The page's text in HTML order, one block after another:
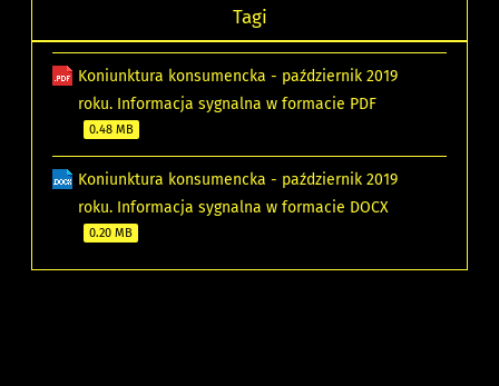
Tagi
Koniunktura konsumencka - październik 2019
roku. Informacja sygnalna w formacie PDF
0.48 MB
Koniunktura konsumencka - październik 2019
roku. Informacja sygnalna w formacie DOCX
0.20 MB